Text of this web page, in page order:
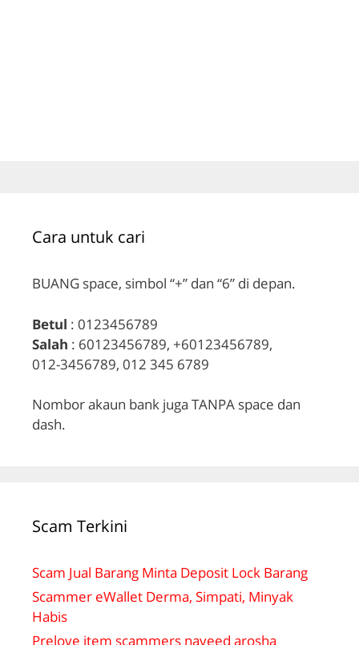
Cara untuk cari
BUANG space, simbol “+” dan “6” di depan.
Betul : 0123456789
Salah : 60123456789, +60123456789,
012-3456789, 012 345 6789
Nombor akaun bank juga TANPA space dan
dash.
Scam Terkini
Scam Jual Barang Minta Deposit Lock Barang
Scammer eWallet Derma, Simpati, Minyak
Habis
Prelove item scammers naveed arosha